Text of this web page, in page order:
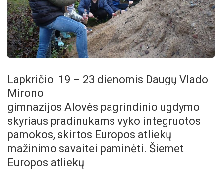
Lapkričio 19 – 23 dienomis Daugų Vlado
Mirono
gimnazijos Alovės pagrindinio ugdymo
skyriaus pradinukams vyko integruotos
pamokos, skirtos Europos atliekų
mažinimo savaitei paminėti. Šiemet
Europos atliekų